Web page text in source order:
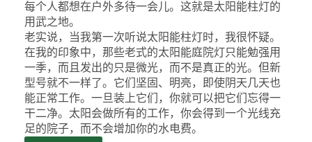
每个人都想在户外多待一会儿。这就是太阳能柱灯的
用武之地。
老实说，当我第一次听说太阳能柱灯时，我很怀疑。
在我的印象中，那些老式的太阳能庭院灯只能勉强用
一季，而且发出的只是微光，而不是真正的光。但新
型号就不一样了。它们坚固、明亮，即使阴天几天也
能正常工作。一旦装上它们，你就可以把它们忘得一
干二净。太阳会做所有的工作，你会得到一个光线充
足的院子，而不会增加你的水电费。